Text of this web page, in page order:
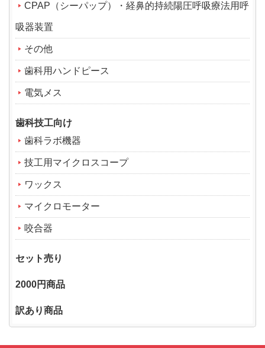
CPAP（シーパップ）・経鼻的持続陽圧呼吸療法用呼
吸器装置
その他
歯科用ハンドピース
電気メス
歯科技工向け
歯科ラボ機器
技工用マイクロスコープ
ワックス
マイクロモーター
咬合器
セット売り
2000円商品
訳あり商品